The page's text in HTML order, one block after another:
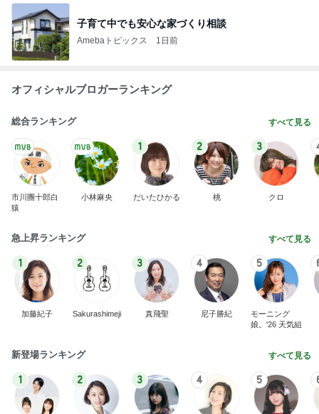
子育て中でも安心な家づくり相談
Amebaトピックス 1日前
オフィシャルブロガーランキング
総合ランキング すべて見る
市川團十郎白
猿
小林麻央
1
だいたひかる
2
桃
3
クロ
急上昇ランキング すべて見る
1
加藤紀子
2
Sakurashimeji
3
真飛聖
4
尼子勝紀
5
モーニング
娘。'26 天気組
新登場ランキング すべて見る
1 2 3 4 5